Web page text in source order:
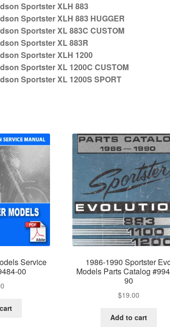
Sportster XLH 883
Sportster XLH 883 HUGGER
Sportster XL 883C CUSTOM
Sportster XL 883R
Sportster XLH 1200
Sportster XL 1200C CUSTOM
Sportster XL 1200S SPORT
Service
00
1986-1990 Sportster
Models Parts Catalog
90
$19.00
Add to cart